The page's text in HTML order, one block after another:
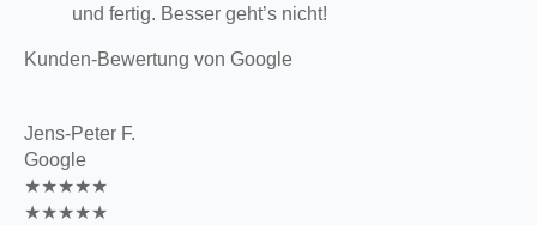
und fertig. Besser geht’s nicht!
Kunden-Bewertung von Google
Jens-Peter F.
Google
★★★★★
★★★★★